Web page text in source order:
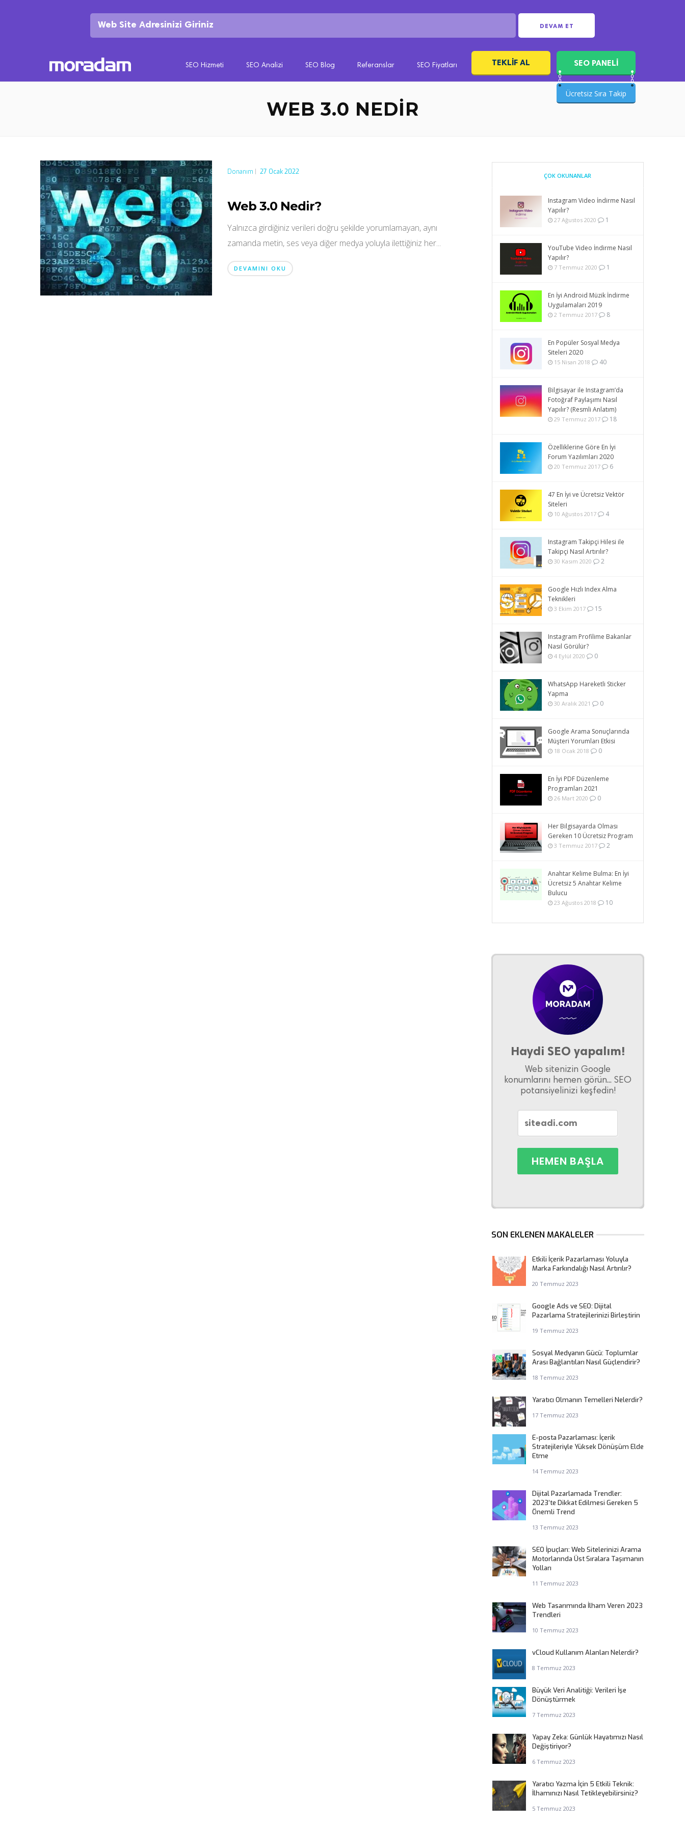
DEVAM ET
SEO Hizmeti SEO Analizi SEO Blog Referanslar SEO Fiyatları TEKLIF AL SEO PANELİ
Ücretsiz Sıra Takip
WEB 3.0 NEDIR
Donanım 27 Ocak 2022
Web 3.0 Nedir?
Yalnızca girdiğiniz verileri doğru şekilde yorumlamayan, aynı
zamanda metin, ses veya diğer medya yoluyla ilettiğiniz her...
DEVAMINI OKU
ÇOK OKUNANLAR
Instagram Video İndirme Nasıl
Yapılır?
27 Ağustos 2020 1
YouTube Video İndirme Nasıl
Yapılır?
7 Temmuz 2020 1
En İyi Android Müzik İndirme
Uygulamaları 2019
2 Temmuz 2017 8
En Popüler Sosyal Medya
Siteleri 2020
15 Nisan 2018 40
Bilgisayar ile Instagram’da
Fotoğraf Paylaşımı Nasıl
Yapılır? (Resmli Anlatım)
29 Temmuz 2017 18
Özelliklerine Göre En İyi
Forum Yazılımları 2020
20 Temmuz 2017 6
47 En İyi ve Ücretsiz Vektör
Siteleri
10 Ağustos 2017 4
Instagram Takipçi Hilesi ile
Takipçi Nasıl Artırılır?
30 Kasım 2020 2
Google Hızlı Index Alma
Teknikleri
3 Ekim 2017 15
Instagram Profilime Bakanlar
Nasıl Görülür?
4 Eylül 2020 0
WhatsApp Hareketli Sticker
Yapma
30 Aralık 2021 0
Google Arama Sonuçlarında
Müşteri Yorumları Etkisi
18 Ocak 2018 0
En İyi PDF Düzenleme
Programları 2021
26 Mart 2020 0
Her Bilgisayarda Olması
Gereken 10 Ücretsiz Program
3 Temmuz 2017 2
Anahtar Kelime Bulma: En İyi
Ücretsiz 5 Anahtar Kelime
Bulucu
23 Ağustos 2018 10
Haydi SEO yapalım!
Web sitenizin Google
konumlarını hemen görün... SEO
potansiyelinizi keşfedin!
SON EKLENEN MAKALELER
Etkili İçerik Pazarlaması Yoluyla
Marka Farkındalığı Nasıl Artırılır?
20 Temmuz 2023
Google Ads ve SEO: Dijital
Pazarlama Stratejilerinizi Birleştirin
19 Temmuz 2023
Sosyal Medyanın Gücü: Toplumlar
Arası Bağlantıları Nasıl Güçlendirir?
18 Temmuz 2023
Yaratıcı Olmanın Temelleri Nelerdir?
17 Temmuz 2023
E-posta Pazarlaması: İçerik
Stratejileriyle Yüksek Dönüşüm Elde
Etme
14 Temmuz 2023
Dijital Pazarlamada Trendler:
2023’te Dikkat Edilmesi Gereken 5
Önemli Trend
13 Temmuz 2023
SEO İpuçları: Web Sitelerinizi Arama
Motorlarında Üst Sıralara Taşımanın
Yolları
11 Temmuz 2023
Web Tasarımında İlham Veren 2023
Trendleri
10 Temmuz 2023
vCloud Kullanım Alanları Nelerdir?
8 Temmuz 2023
Büyük Veri Analitiği: Verileri İşe
Dönüştürmek
7 Temmuz 2023
Yapay Zeka: Günlük Hayatımızı Nasıl
Değiştiriyor?
6 Temmuz 2023
Yaratıcı Yazma İçin 5 Etkili Teknik:
İlhamınızı Nasıl Tetikleyebilirsiniz?
5 Temmuz 2023